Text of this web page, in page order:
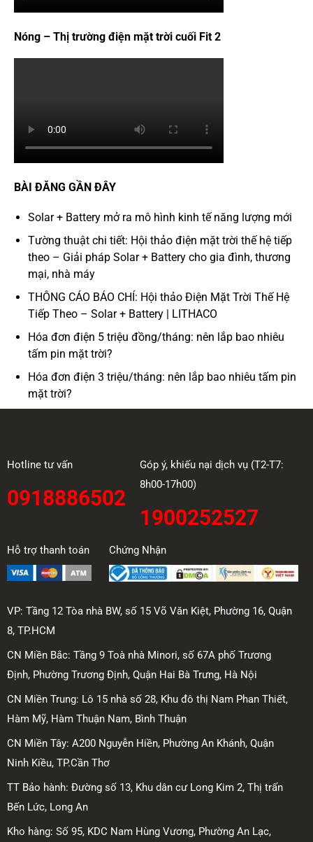
Nóng – Thị trường điện mặt trời cuối Fit 2
BÀI ĐĂNG GẦN ĐÂY
Solar + Battery mở ra mô hình kinh tế năng lượng mới
Tường thuật chi tiết: Hội thảo điện mặt trời thế hệ tiếp
theo – Giải pháp Solar + Battery cho gia đình, thương
mại, nhà máy
THÔNG CÁO BÁO CHÍ: Hội thảo Điện Mặt Trời Thế Hệ
Tiếp Theo – Solar + Battery | LITHACO
Hóa đơn điện 5 triệu đồng/tháng: nên lắp bao nhiêu
tấm pin mặt trời?
Hóa đơn điện 3 triệu/tháng: nên lắp bao nhiêu tấm pin
mặt trời?
Hotline tư vấn
0918886502
Góp ý, khiếu nại dịch vụ (T2-T7:
8h00-17h00)
1900252527
Hỗ trợ thanh toán Chứng Nhận
VP: Tầng 12 Tòa nhà BW, số 15 Võ Văn Kiệt, Phường 16, Quận
8, TP.HCM
CN Miền Bắc: Tầng 9 Toà nhà Minori, số 67A phố Trương
Định, Phường Trương Định, Quận Hai Bà Trưng, Hà Nội
CN Miền Trung: Lô 15 nhà số 28, Khu đô thị Nam Phan Thiết,
Hàm Mỹ, Hàm Thuận Nam, Bình Thuận
CN Miền Tây: A200 Nguyễn Hiền, Phường An Khánh, Quận
Ninh Kiều, TP.Cần Thơ
TT Bảo hành: Đường số 13, Khu dân cư Long Kim 2, Thị trấn
Bến Lức, Long An
Kho hàng: Số 95, KDC Nam Hùng Vương, Phường An Lạc,